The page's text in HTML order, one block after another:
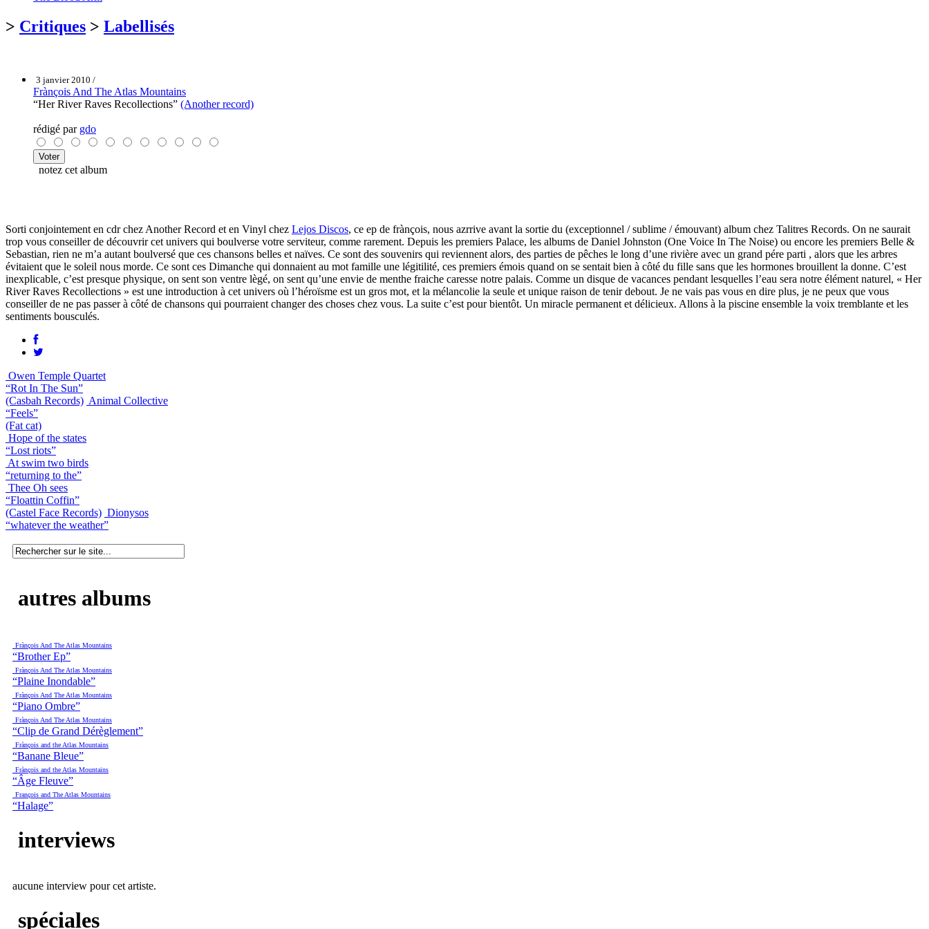
> Critiques > Labellisés
3 janvier 2010 /
Frànçois And The Atlas Mountains
“Her River Raves Recollections” (Another record)
rédigé par gdo
notez cet album
Sorti conjointement en cdr chez Another Record et en Vinyl chez Lejos Discos, ce ep de frànçois, nous azrrive avant la sortie du (exceptionnel / sublime / émouvant) album chez Talitres Records. On ne saurait
trop vous conseiller de découvrir cet univers qui boulverse votre serviteur, comme rarement. Depuis les premiers Palace, les albums de Daniel Johnston (One Voice In The Noise) ou encore les premiers Belle &
Sebastian, rien ne m’a autant boulversé que ces chansons belles et naïves. Ce sont des souvenirs qui reviennent alors, des parties de pêches le long d’une rivière avec un grand pére parti , alors que les arbres
évitaient que le soleil nous morde. Ce sont ces Dimanche qui donnaient au mot famille une légitilité, ces premiers émois quand on se sentait bien à côté du fille sans que les hormones brouillent la donne. C’est
inexplicable, c’est presque physique, on sent son ventre lègé, on sent qu’une envie de menthe fraiche caresse notre palais. Comme un disque de vacances pendant lesquelles l’eau sera notre élément naturel, « Her
River Raves Recollections » est une introduction à cet univers où l’héroïsme est un gros mot, et la mélancolie la seule et unique raison de tenir debout. Je ne vais pas vous en dire plus, je ne peux que vous
conseiller de ne pas passer à côté de chansons qui pourraient changer des choses chez vous. La suite c’est pour bientôt. Un miracle permanent et délicieux. Allons à la piscine ensemble la voix tremblante et les
sentiments bousculés.
Owen Temple Quartet
“Rot In The Sun”
(Casbah Records) Animal Collective
“Feels”
(Fat cat)
Hope of the states
“Lost riots”
At swim two birds
“returning to the”
Thee Oh sees
“Floattin Coffin”
(Castel Face Records) Dionysos
“whatever the weather”
autres albums
Frànçois And The Atlas Mountains
“Brother Ep”
Frànçois And The Atlas Mountains
“Plaine Inondable”
Frànçois And The Atlas Mountains
“Piano Ombre”
Frànçois And The Atlas Mountains
“Clip de Grand Dérèglement”
Frànçois and the Atlas Mountains
“Banane Bleue”
Frànçois and the Atlas Mountains
“Âge Fleuve”
François and The Atlas Mountains
“Halage”
interviews
aucune interview pour cet artiste.
spéciales